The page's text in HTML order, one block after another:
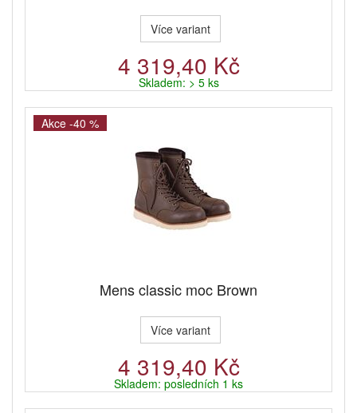
Více variant
4 319,40 Kč
Skladem: > 5 ks
Akce -40 %
Mens classic moc Brown
Více variant
4 319,40 Kč
Skladem: posledních 1 ks